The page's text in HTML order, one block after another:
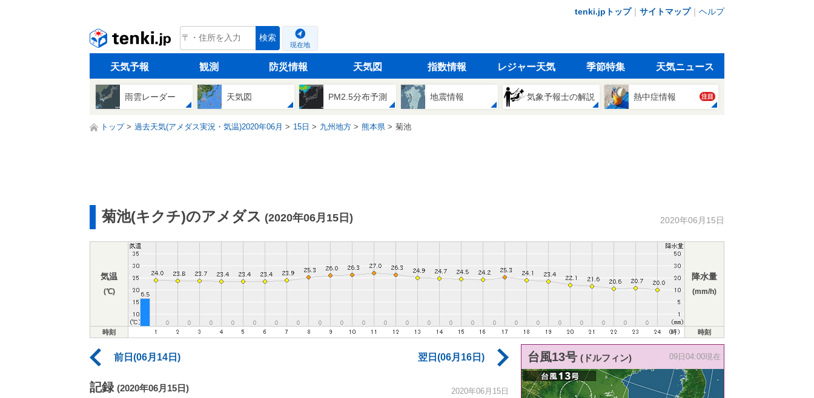
tenki.jpトップ｜ サイトマップ｜ ヘルプ
tenki.jp 検索
現在地
天気予報 観測 防災情報 天気図 指数情報 レジャー天気 季節特集 天気ニュース
雨雲レーダー 天気図 PM2.5分布予測 地震情報 気象予報士の解説 熱中症情報 注目
トップ 過去天気(アメダス実況・気温)2020年06月 15日 九州地方 熊本県 菊池
菊池(キクチ)のアメダス (2020年06月15日) 2020年06月15日
気温
(℃)
降水量
(mm/h)
時刻 時刻
前日(06月14日) 翌日(06月16日)
記録 (2020年06月15日) 2020年06月15日
台風13号 (ドルフィン) 09日04:00現在